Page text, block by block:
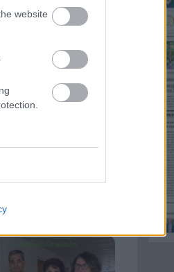
website
με Γρίβα και